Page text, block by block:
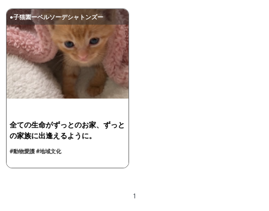
●子猫園ーベルソーデシャトンズー
全ての生命がずっとのお家、ずっと
の家族に出逢えるように。
#動物愛護#地域文化
1